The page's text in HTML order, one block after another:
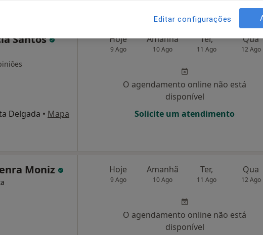
Santos
Delgada • Mapa
Hoje
9 Ago
Amanhã
10 Ago
Ter,
11 Ago
Qua
12 Ago
O agendamento online não está
disponível
Solicite um atendimento
Moniz Hoje
9 Ago
Amanhã
10 Ago
Ter,
11 Ago
Qua
12 Ago
O agendamento online não está
disponível
Editar configurações